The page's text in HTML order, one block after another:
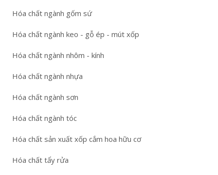
Hóa chất ngành gốm sứ
Hóa chất ngành keo - gỗ ép - mút xốp
Hóa chất ngành nhôm - kính
Hóa chất ngành nhựa
Hóa chất ngành sơn
Hóa chất ngành tóc
Hóa chất sản xuất xốp cắm hoa hữu cơ
Hóa chất tẩy rửa